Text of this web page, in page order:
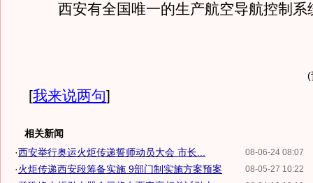
西安有全国唯一的生产航空导航控制系
(
[我来说两句]
相关新闻
08-06-24 08:07
·西安举行奥运火炬传递誓师动员大会 市长...
08-05-27 10:22
·火炬传递西安段筹备实施 9部门制实施方案预案